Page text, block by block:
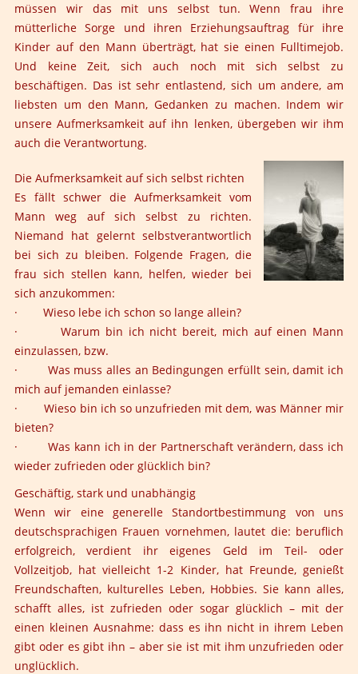
müssen wir das mit uns selbst tun. Wenn frau ihre
mütterliche Sorge und ihren Erziehungsauftrag für ihre
Kinder auf den Mann überträgt, hat sie einen Fulltimejob.
Und keine Zeit, sich auch noch mit sich selbst zu
beschäftigen. Das ist sehr entlastend, sich um andere, am
liebsten um den Mann, Gedanken zu machen. Indem wir
unsere Aufmerksamkeit auf ihn lenken, übergeben wir ihm
auch die Verantwortung.
Die Aufmerksamkeit auf sich selbst richten
Es fällt schwer die Aufmerksamkeit vom
Mann weg auf sich selbst zu richten.
Niemand hat gelernt selbstverantwortlich
bei sich zu bleiben. Folgende Fragen, die
frau sich stellen kann, helfen, wieder bei
sich anzukommen:
· Wieso lebe ich schon so lange allein?
· Warum bin ich nicht bereit, mich auf einen Mann
einzulassen, bzw.
· Was muss alles an Bedingungen erfüllt sein, damit ich
mich auf jemanden einlasse?
· Wieso bin ich so unzufrieden mit dem, was Männer mir
bieten?
· Was kann ich in der Partnerschaft verändern, dass ich
wieder zufrieden oder glücklich bin?
Geschäftig, stark und unabhängig
Wenn wir eine generelle Standortbestimmung von uns
deutschsprachigen Frauen vornehmen, lautet die: beruflich
erfolgreich, verdient ihr eigenes Geld im Teil- oder
Vollzeitjob, hat vielleicht 1-2 Kinder, hat Freunde, genießt
Freundschaften, kulturelles Leben, Hobbies. Sie kann alles,
schafft alles, ist zufrieden oder sogar glücklich – mit der
einen kleinen Ausnahme: dass es ihn nicht in ihrem Leben
gibt oder es gibt ihn – aber sie ist mit ihm unzufrieden oder
unglücklich.